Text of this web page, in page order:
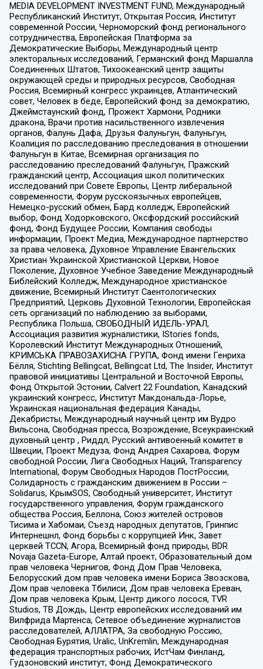
MEDIA DEVELOPMENT INVESTMENT FUND, Международный
Республиканский Институт, Открытая Россия, Институт
современной России, Черноморский фонд регионального
сотрудничества, Европейская Платформа за
Демократические Выборы, Международный центр
электоральных исследований, Германский фонд Маршалла
Соединенных Штатов, Тихоокеанский центр защиты
окружающей среды и природных ресурсов, Свободная
Россия, Всемирный конгресс украинцев, Атлантический
совет, Человек в беде, Европейский фонд за демократию,
Джеймстаунский фонд, Прожект Хармони, Родники
дракона, Врачи против насильственного извлечения
органов, Фалунь Дафа, Друзья Фалуньгун, Фалуньгун,
Коалиция по расследованию преследования в отношении
Фалуньгун в Китае, Всемирная организация по
расследованию преследований Фалуньгун, Пражский
гражданский центр, Ассоциация школ политических
исследований при Совете Европы, Центр либеральной
современности, Форум русскоязычных европейцев,
Немецко-русский обмен, Бард колледж, Европейский
выбор, Фонд Ходорковского, Оксфордский российский
фонд, Фонд Будущее России, Компания свободы
информации, Проект Медиа, Международное партнерство
за права человека, Духовное Управление Евангельских
Христиан Украинской Христианской Церкви, Новое
Поколение, Духовное Учебное Заведение Международный
Библейский Колледж, Международное христианское
движение, Всемирный Институт Саентологических
Предприятий, Церковь Духовной Технологии, Европейская
сеть организаций по наблюдению за выборами,
Республика Польша, СВОБОДНЫЙ ИДЕЛЬ-УРАЛ,
Ассоциация развития журналистики, IStories fonds,
Королевский Институт Международных Отношений,
КРИМСЬКА ПРАВОЗАХИСНА ГРУПА, Фонд имени Генриха
Бёлля, Stichting Bellingcat, Bellingcat Ltd, The Insider, Институт
правовой инициативы Центральной и Восточной Европы,
Фонд Открытой Эстонии, Calvert 22 Foundation, Канадский
украинский конгресс, Институт Макдональда-Лорье,
Украинская национальная федерация Канады,
Декабристы, Международный научный центр им Вудро
Вильсона, Свободная пресса, Возрождение, Всеукраинский
духовный центр , Риддл, Русский антивоенный комитет в
Швеции, Проект Медуза, Фонд Андрея Сахарова, Форум
свободной России, Лига Свободных Наций, Transparеncy
International, Форум Свободных Народов ПостРоссии,
Солидарность с гражданским движением в России –
Solidarus, КрымSOS, Свободный университет, Институт
государственного управления, Форум гражданского
общества Россия, Беллона, Союз жителей островов
Тисима и Хабомаи, Съезд народных депутатов, Гринпис
Интернешнл, Фонд борьбы с коррупцией Инк, Завет
церквей TCCN, Агора, Всемирный фонд природы, BDR
Novaja Gazeta-Europe, Алтай проект, Образовательный дом
прав человека Чернигов, Фонд Дом Прав Человека,
Белорусский дом прав человека имени Бориса Звозскова,
Дом прав человека Тбилиси, Дом прав человека Ереван,
Дом прав человека Крым, Центр дикого лосося, TVR
Studios, ТВ Дождь, Центр европейских исследований им
Вилфрида Мартенса, Сетевое объединение журналистов
расследователей, АЛЛАТРА, За свободную Россию,
Свободная Бурятия, Uralic, UnKremlin, Международная
федерация транспортных рабочих, ИстЧам Финланд,
Гудзоновский институт, Фонд Демократического